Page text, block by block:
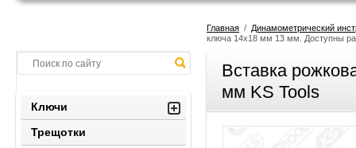
Главная
  /
Динамометрический
ключа 14х18 мм 13 мм. Доступны
Ключи
Трещотки
Вставка
мм KS Tools